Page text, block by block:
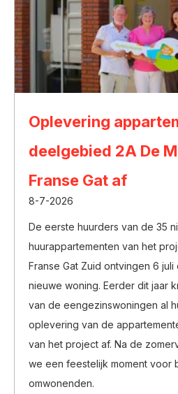
Oplevering
deelgebied 2A De
Franse Gat af
8-7-2026
De eerste huurders van de 35
huurappartementen van het
Franse Gat Zuid ontvingen 6 juli
nieuwe woning. Eerder dit jaar
van de eengezinswoningen al
oplevering van de
van het project af. Na de
we een feestelijk moment voor
omwonenden.